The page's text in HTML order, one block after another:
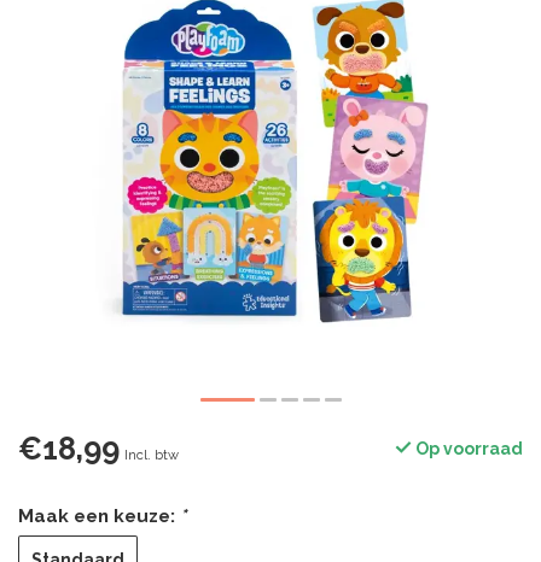
€18,99 Incl. btw Op voorraad
Maak een keuze: *